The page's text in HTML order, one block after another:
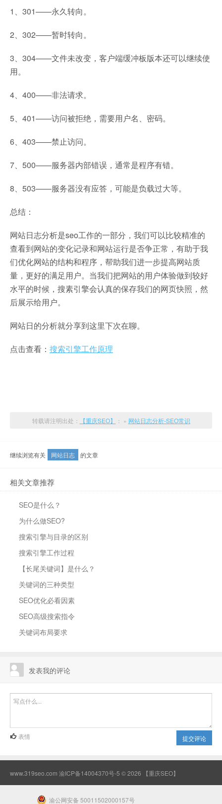
1、301——永久转向。
2、302——暂时转向。
3、304——文件未改变，客户端缓冲板版本还可以继续使
用。
4、400——非法请求。
5、401——访问被拒绝，需要用户名、密码。
6、403——禁止访问。
7、500——服务器内部错误，通常是程序有错。
8、503——服务器没有应答，可能是负载过大等。
总结：
网站日志分析是seo工作的一部分，我们可以比较精准的
查看到网站的变化记录和网站运行是否争正常，有助于我
们优化网站的结构和程序，帮助我们进一步提高网站质
量，更好的满足用户。当我们把网站的用户体验做到较好
水平的时候，搜素引擎会认真的保存我们的网页快照，然
后展示给用户。
网站日的分析就分享到这里下次在聊。
点击查看： 搜索引擎工作原理
转载请注明出处： 【重庆SEO】 ： » 网站日志分析-SEO常识
继续浏览有关 网站日志 的文章
相关文章推荐
SEO是什么？
为什么做SEO?
搜索引擎与目录的区别
搜索引擎工作过程
【长尾关键词】是什么？
关键词的三种类型
SEO优化必看因素
SEO高级搜索指令
关键词布局要求
发表我的评论
提交评论
表情
www.319seo.com 渝ICP备14004370号-5 © 2026 【重庆SEO】
渝公网安备 50011502000157号